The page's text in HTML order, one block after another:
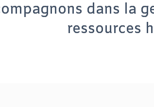
dans la
ressources